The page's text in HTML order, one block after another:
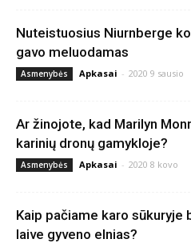
Nuteistuosius Niurnberge
gavo meluodamas
Asmenybės Apkasai - 2020 9 sausio
Ar žinojote, kad Marilyn
karinių dronų gamykloje?
Asmenybės Apkasai - 2020 8 kovo
Kaip pačiame karo sūkuryje
laive gyveno elnias?